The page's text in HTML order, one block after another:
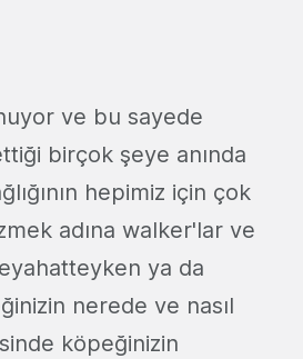
ve bu sayede
birçok şeye anında
hepimiz için çok
adına walker'lar ve
ya da
nerede ve nasıl
köpeğinizin